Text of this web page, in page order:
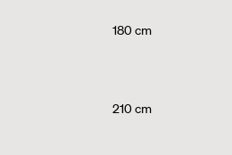
180 cm
210 cm